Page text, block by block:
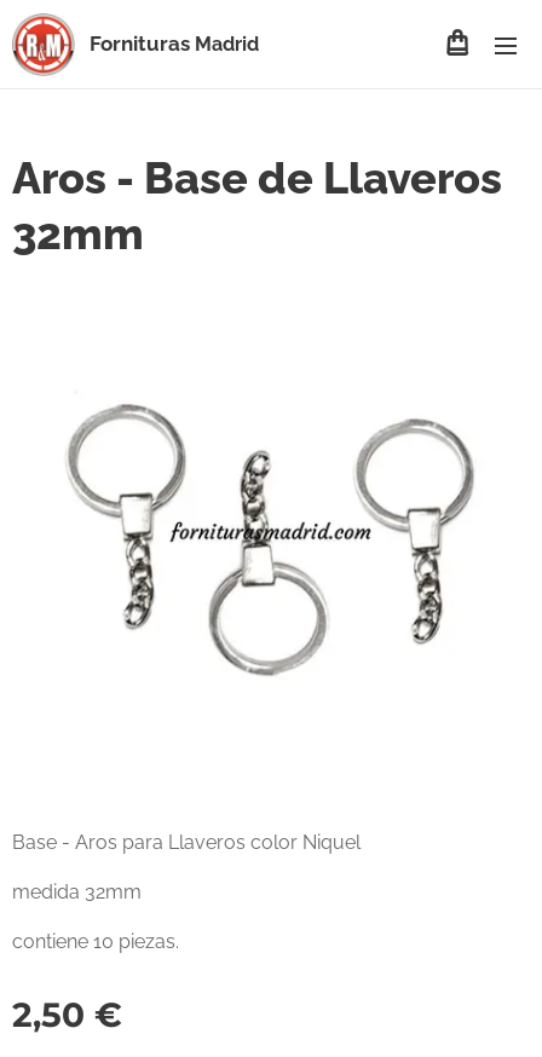
Fornituras Madrid
Aros - Base de Llaveros
32mm
Base - Aros para Llaveros color Niquel
medida 32mm
contiene 10 piezas.
2,50 €